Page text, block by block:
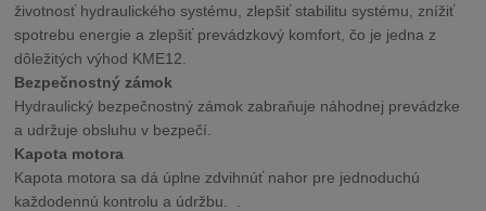
životnosť hydraulického systému, zlepšiť stabilitu systému, znížiť
spotrebu energie a zlepšiť prevádzkový komfort, čo je jedna z
dôležitých výhod KME12.
Bezpečnostný zámok
Hydraulický bezpečnostný zámok zabraňuje náhodnej prevádzke
a udržuje obsluhu v bezpečí.
Kapota motora
Kapota motora sa dá úplne zdvihnúť nahor pre jednoduchú
každodennú kontrolu a údržbu.